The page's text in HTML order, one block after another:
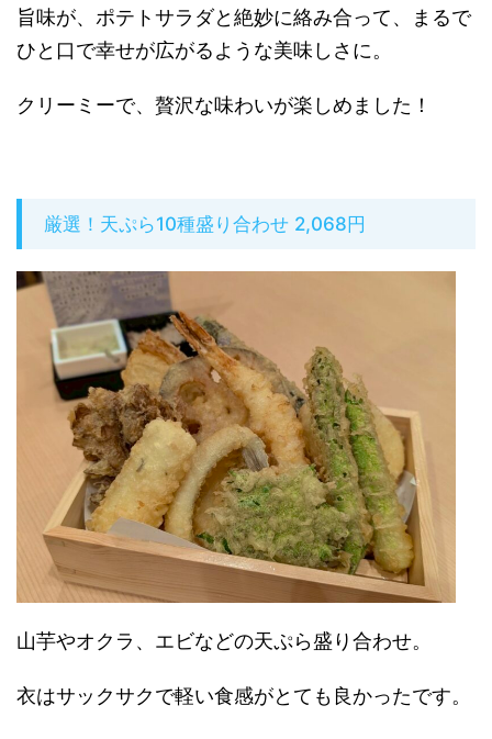
旨味が、ポテトサラダと絶妙に絡み合って、まるで
ひと口で幸せが広がるような美味しさに。
クリーミーで、贅沢な味わいが楽しめました！
厳選！天ぷら10種盛り合わせ 2,068円
山芋やオクラ、エビなどの天ぷら盛り合わせ。
衣はサックサクで軽い食感がとても良かったです。